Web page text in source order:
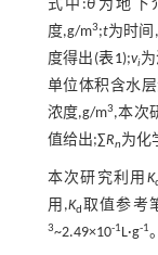
式中:θ 为地下
度,g/m3;t为时间
度得出(表1);vi
单位体积含水
浓度,g/m3,本次
值给出;∑Rn为化
本次研究利用 K
用,Kd取值参考
3~2.49×10-1L·g-1。